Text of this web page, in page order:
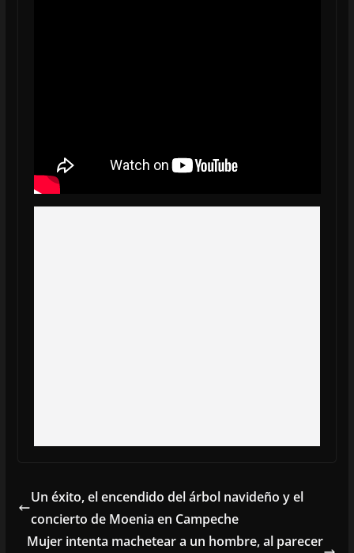
Un éxito, el encendido del árbol navideño y el
concierto de Moenia en Campeche
Mujer intenta machetear a un hombre, al parecer